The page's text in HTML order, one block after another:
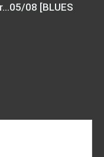
08 [BLUES